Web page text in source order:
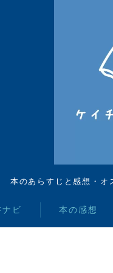
本のあらすじと感想・オ
ビ 本の感想